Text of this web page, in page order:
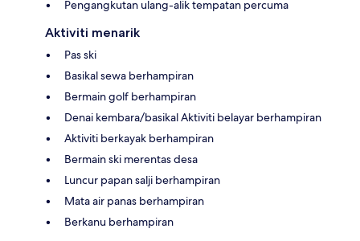
Pengangkutan ulang-alik tempatan percuma
Aktiviti menarik
Pas ski
Basikal sewa berhampiran
Bermain golf berhampiran
Denai kembara/basikal Aktiviti belayar berhampiran
Aktiviti berkayak berhampiran
Bermain ski merentas desa
Luncur papan salji berhampiran
Mata air panas berhampiran
Berkanu berhampiran